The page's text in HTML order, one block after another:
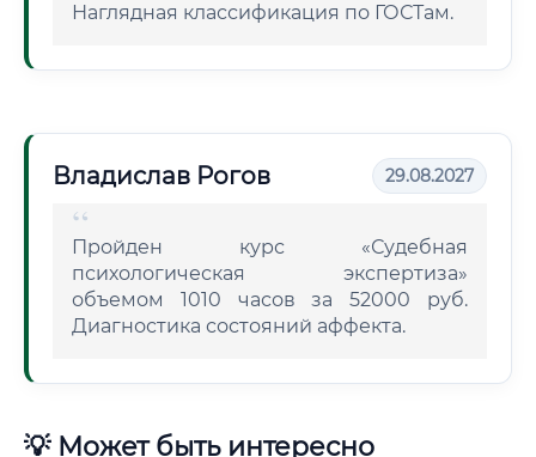
Наглядная классификация по ГОСТам.
Владислав Рогов 29.08.2027
Пройден курс «Судебная
психологическая экспертиза»
объемом 1010 часов за 52000 руб.
Диагностика состояний аффекта.
💡 Может быть интересно